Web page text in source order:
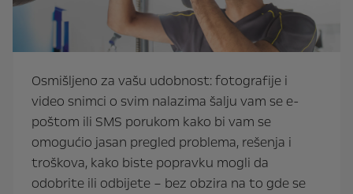
Osmišljeno za vašu udobnost: fotografije i
video snimci o svim nalazima šalju vam se e-
poštom ili SMS porukom kako bi vam se
omogućio jasan pregled problema, rešenja i
troškova, kako biste popravku mogli da
odobrite ili odbijete – bez obzira na to gde se